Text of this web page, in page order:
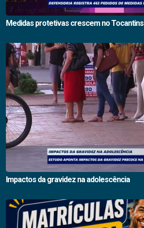
Medidas protetivas crescem no Tocantins
Impactos da gravidez na adolescência